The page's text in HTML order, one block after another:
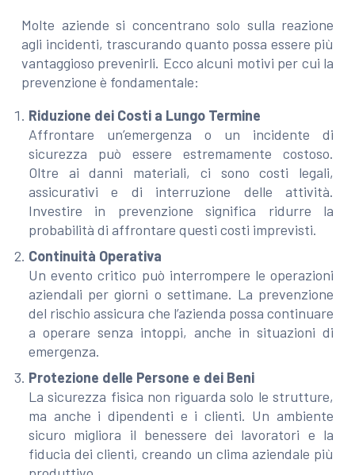
Molte aziende si concentrano solo sulla reazione
agli incidenti, trascurando quanto possa essere più
vantaggioso prevenirli. Ecco alcuni motivi per cui la
prevenzione è fondamentale:
Riduzione dei Costi a Lungo Termine
Affrontare un’emergenza o un incidente di
sicurezza può essere estremamente costoso.
Oltre ai danni materiali, ci sono costi legali,
assicurativi e di interruzione delle attività.
Investire in prevenzione significa ridurre la
probabilità di affrontare questi costi imprevisti.
Continuità Operativa
Un evento critico può interrompere le operazioni
aziendali per giorni o settimane. La prevenzione
del rischio assicura che l’azienda possa continuare
a operare senza intoppi, anche in situazioni di
emergenza.
Protezione delle Persone e dei Beni
La sicurezza fisica non riguarda solo le strutture,
ma anche i dipendenti e i clienti. Un ambiente
sicuro migliora il benessere dei lavoratori e la
fiducia dei clienti, creando un clima aziendale più